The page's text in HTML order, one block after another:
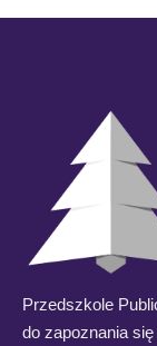
Przedszkole
do zapoznania